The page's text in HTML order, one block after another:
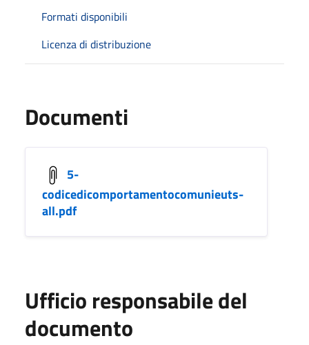
Formati disponibili
Licenza di distribuzione
Documenti
5-
codicedicomportamentocomunieuts-
all.pdf
Ufficio responsabile del
documento